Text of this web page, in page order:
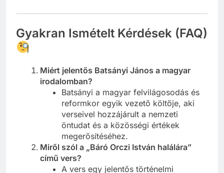
Gyakran Ismételt Kérdések (FAQ)
Miért jelentős Batsányi János a magyar
irodalomban?
Batsányi a magyar felvilágosodás és
reformkor egyik vezető költője, aki
verseivel hozzájárult a nemzeti
öntudat és a közösségi értékek
megerősítéséhez.
Miről szól a „Báró Orczi István halálára”
című vers?
A vers egy jelentős történelmi